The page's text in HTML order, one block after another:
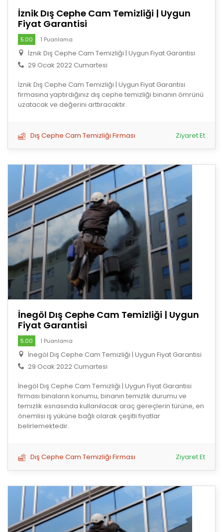
İznik Dış Cephe Cam Temizliği | Uygun
Fiyat Garantisi
5.00 1 Puanlama
İznik Dış Cephe Cam Temizliği | Uygun Fiyat Garantisi
29 Ocak 2022 Cumartesi
İznik Dış Cephe Cam Temizliği | Uygun Fiyat Garantisi
firmasına yaptırdığınız dış cephe temizliği binanın ömrünü
uzatacak ve değerini arttıracaktır.
Dış Cephe Cam Temizliği Firması Ziyaret Et
İnegöl Dış Cephe Cam Temizliği | Uygun
Fiyat Garantisi
5.00 1 Puanlama
İnegöl Dış Cephe Cam Temizliği | Uygun Fiyat Garantisi
29 Ocak 2022 Cumartesi
İnegöl Dış Cephe Cam Temizliği | Uygun Fiyat Garantisi
firması binaların konumu, binanın temizlik durumu ve
temizlik esnasında kullanılacak araç gereçlerin türüne, en
önemlisi iş yüküne bağlı olarak çeşitli fiyatlar
belirlemektedir.
Dış Cephe Cam Temizliği Firması Ziyaret Et